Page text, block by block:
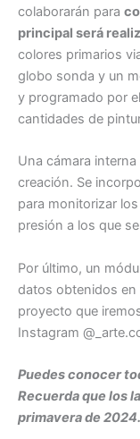
colaborarán para
principal será
colores primarios
globo sonda y un
y programado por
cantidades de
Una cámara
creación. Se
para monitorizar
presión a los que
Por último, un
datos obtenidos en
proyecto que
Instagram
Puedes conocer
Recuerda que los
primavera de 2024.